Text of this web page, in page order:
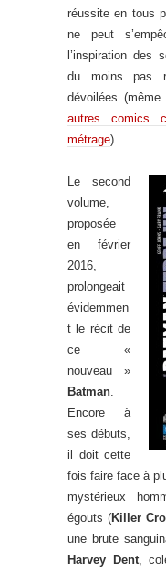
réussite en tous
ne peut
l’inspiration des
du moins pas
dévoilées (même
autres comics
métrage).
Le second
volume,
proposée
en février
2016,
prolongeait
évidemmen
t le récit de
ce «
nouveau »
Batman.
Encore à
ses débuts,
il doit cette
fois faire face à
mystérieux
égouts (Killer
une brute
Harvey Dent,